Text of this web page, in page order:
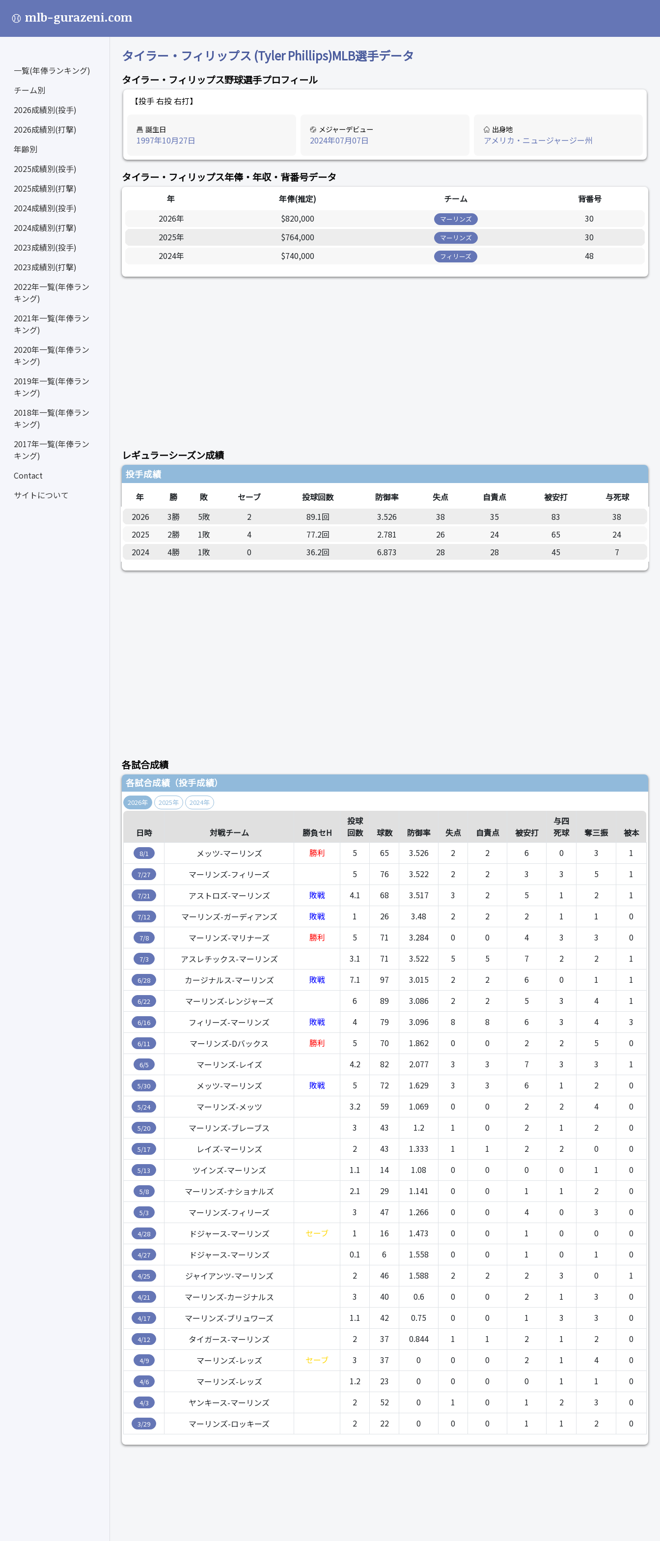
mlb-gurazeni.com
一覧(年俸ランキング)
チーム別
2026成績別(投手)
2026成績別(打撃)
年齢別
2025成績別(投手)
2025成績別(打撃)
2024成績別(投手)
2024成績別(打撃)
2023成績別(投手)
2023成績別(打撃)
2022年一覧(年俸ラン
キング)
2021年一覧(年俸ラン
キング)
2020年一覧(年俸ラン
キング)
2019年一覧(年俸ラン
キング)
2018年一覧(年俸ラン
キング)
2017年一覧(年俸ラン
キング)
Contact
サイトについて
タイラー・フィリップス (Tyler Phillips)MLB選手データ
タイラー・フィリップス野球選手プロフィール
【投手 右投 右打】
誕生日
1997年10月27日
メジャーデビュー
2024年07月07日
出身地
アメリカ・ニュージャージー州
タイラー・フィリップス年俸・年収・背番号データ
年 年俸(推定) チーム
背番号
2026年
$820,000 マーリンズ
30
2025年
$764,000 マーリンズ
30
2024年
$740,000 フィリーズ 48
レギュラーシーズン成績
投手成績
年 勝 敗 セーブ 投球回数 防御率 失点 自責点 被安打
与死球
2026
3勝 5敗 2 89.1回 3.526 38 35 83
38
2025
2勝 1敗 4 77.2回 2.781 26 24 65
24
2024
4勝 1敗 0 36.2回 6.873 28 28 45 7
各試合成績
各試合成績（投手成績）
2026年 2025年 2024年
日時 対戦チーム 勝負セH
投球
回数
球数 防御率 失点 自責点 被安打
与四
死球
奪三振 被本
8/1 メッツ-マーリンズ 勝利 5 65 3.526 2 2 6 0 3 1
7/27 マーリンズ-フィリーズ 5 76 3.522 2 2 3 3 5 1
7/21 アストロズ-マーリンズ 敗戦 4.1 68 3.517 3 2 5 1 2 1
7/12 マーリンズ-ガーディアンズ 敗戦 1 26 3.48 2 2 2 1 1 0
7/8 マーリンズ-マリナーズ 勝利 5 71 3.284 0 0 4 3 3 0
7/3 アスレチックス-マーリンズ 3.1 71 3.522 5 5 7 2 2 1
6/28 カージナルス-マーリンズ 敗戦 7.1 97 3.015 2 2 6 0 1 1
6/22 マーリンズ-レンジャーズ 6 89 3.086 2 2 5 3 4 1
6/16 フィリーズ-マーリンズ 敗戦 4 79 3.096 8 8 6 3 4 3
6/11 マーリンズ-Dバックス 勝利 5 70 1.862 0 0 2 2 5 0
6/5 マーリンズ-レイズ 4.2 82 2.077 3 3 7 3 3 1
5/30 メッツ-マーリンズ 敗戦 5 72 1.629 3 3 6 1 2 0
5/24 マーリンズ-メッツ 3.2 59 1.069 0 0 2 2 4 0
5/20 マーリンズ-ブレーブス 3 43 1.2 1 0 2 1 2 0
5/17 レイズ-マーリンズ 2 43 1.333 1 1 2 2 0 0
5/13 ツインズ-マーリンズ 1.1 14 1.08 0 0 0 0 1 0
5/8 マーリンズ-ナショナルズ 2.1 29 1.141 0 0 1 1 2 0
5/3 マーリンズ-フィリーズ 3 47 1.266 0 0 4 0 3 0
4/28 ドジャース-マーリンズ セーブ 1 16 1.473 0 0 1 0 0 0
4/27 ドジャース-マーリンズ 0.1 6 1.558 0 0 1 0 1 0
4/25 ジャイアンツ-マーリンズ 2 46 1.588 2 2 2 3 0 1
4/21 マーリンズ-カージナルス 3 40 0.6 0 0 2 1 3 0
4/17 マーリンズ-ブリュワーズ 1.1 42 0.75 0 0 1 3 3 0
4/12 タイガース-マーリンズ 2 37 0.844 1 1 2 1 2 0
4/9 マーリンズ-レッズ セーブ 3 37 0 0 0 2 1 4 0
4/6 マーリンズ-レッズ 1.2 23 0 0 0 0 1 1 0
4/3 ヤンキース-マーリンズ 2 52 0 1 0 1 2 3 0
3/29 マーリンズ-ロッキーズ 2 22 0 0 0 1 1 2 0